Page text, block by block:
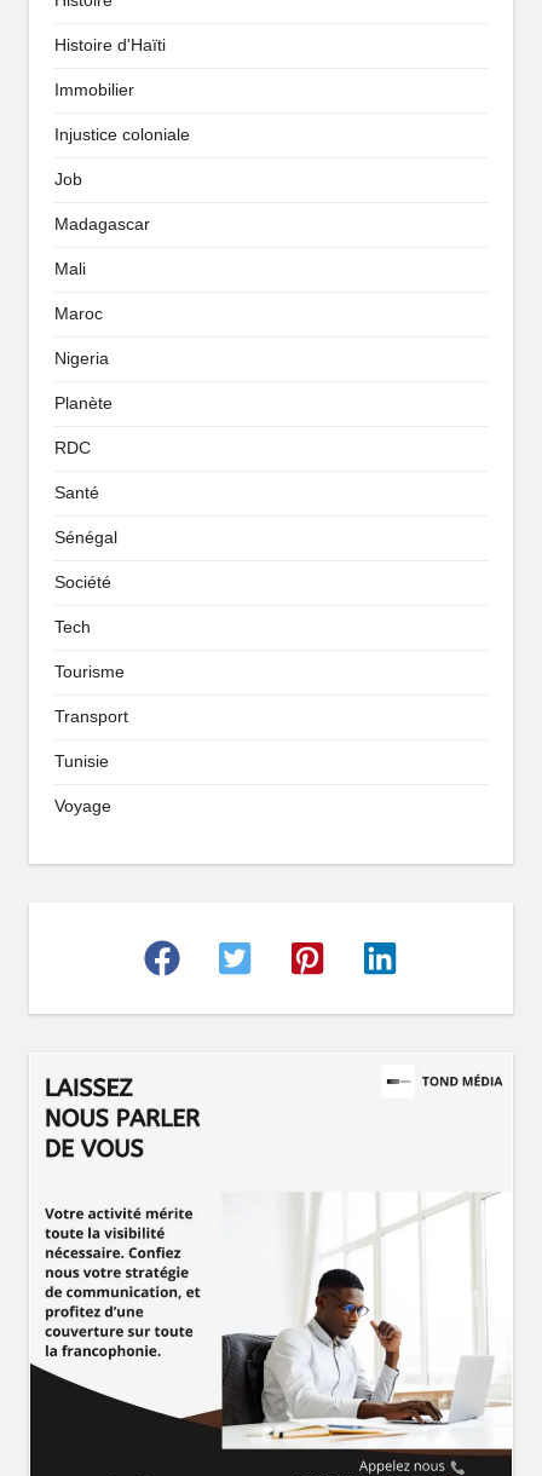
Histoire d'Haïti
Immobilier
Injustice coloniale
Job
Madagascar
Mali
Maroc
Nigeria
Planète
RDC
Santé
Sénégal
Société
Tech
Tourisme
Transport
Tunisie
Voyage